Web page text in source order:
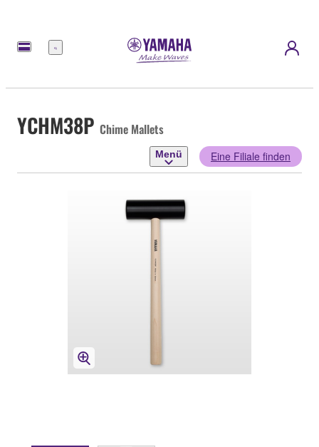
Menü
YCHM38P Chime Mallets
Menü Eine Filiale finden